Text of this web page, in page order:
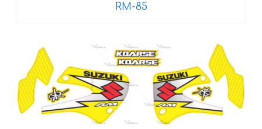
RM-85
Этот
товар
имеет
несколько
вариаций.